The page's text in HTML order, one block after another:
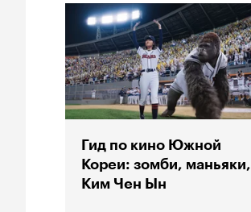
Гид по кино Южной
Кореи: зомби, маньяки,
Ким Чен Ын